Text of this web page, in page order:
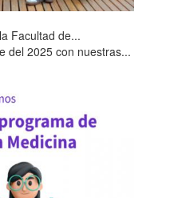
Facultad de...
del 2025 con nuestras...